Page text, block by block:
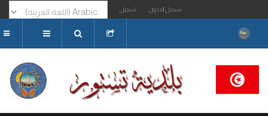
تسجيل الدخول تسجيل
البحث...